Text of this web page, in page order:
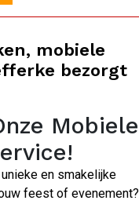
mobiele
bezorgt
Mobiele
en smakelijke
feest of evenement?